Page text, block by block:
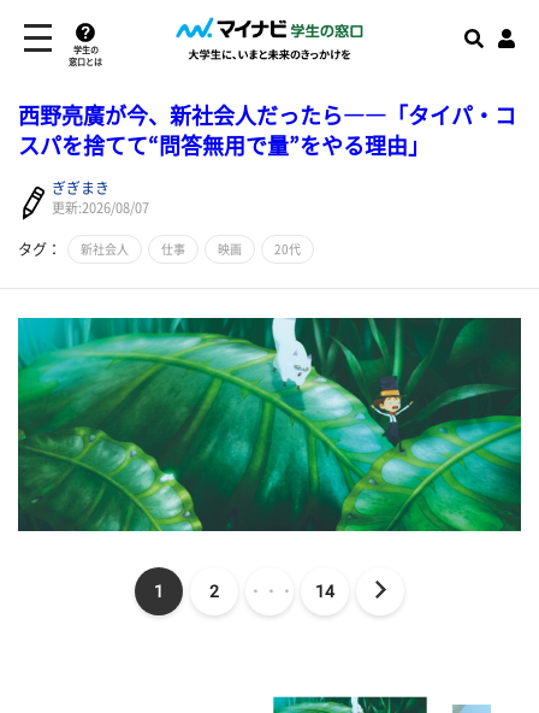
学生の
窓口とは
西野亮廣が今、新社会人だったら――「タイパ・コ
スパを捨てて“問答無用で量”をやる理由」
ぎぎまき
更新:2026/08/07
タグ： 新社会人 仕事 映画 20代
1 2 ・・・ 14